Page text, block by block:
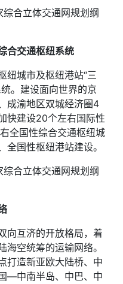
合交通枢纽系统
城市及枢纽港站“三
。建设面向世界的京
成渝地区双城经济圈4
快建设20个左右国际性
全国性综合交通枢纽城
国性枢纽港站建设。
互济的开放格局，着
空统筹的运输网络。
打造新亚欧大陆桥、中
―中南半岛、中巴、中